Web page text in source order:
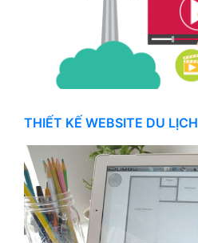
THIẾT KẾ WEBSITE DU LỊCH